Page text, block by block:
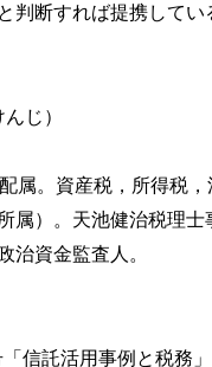
算判断すれば提携して
じ）
属。資産税，所得税
属）。天池健治税理
治資金監査人。
信託活用事例と税務」